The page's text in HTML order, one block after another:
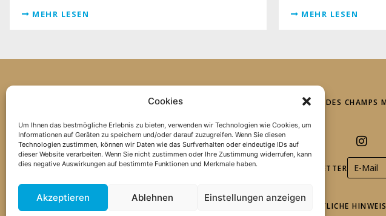
Cookies
Um Ihnen das bestmögliche Erlebnis zu bieten, verwenden wir Technologien wie Cookies, um
Informationen auf Geräten zu speichern und/oder darauf zuzugreifen. Wenn Sie diesen
Technologien zustimmen, können wir Daten wie das Surfverhalten oder eindeutige IDs auf
dieser Website verarbeiten. Wenn Sie nicht zustimmen oder Ihre Zustimmung widerrufen, kann
dies negative Auswirkungen auf bestimmte Funktionen und Merkmale haben.
Akzeptieren Ablehnen Einstellungen anzeigen
MEHR LESEN MEHR LESEN
+41 26 565 50 67 ROUTE DES
NEWSLETTER
VERKAUFSBEDINGUNGEN | RECHTLICHE